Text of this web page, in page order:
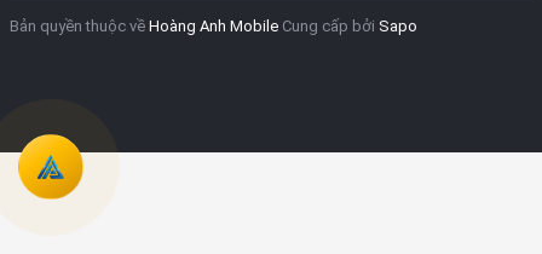
Bản quyền thuộc về Hoàng Anh Mobile Cung cấp bởi Sapo